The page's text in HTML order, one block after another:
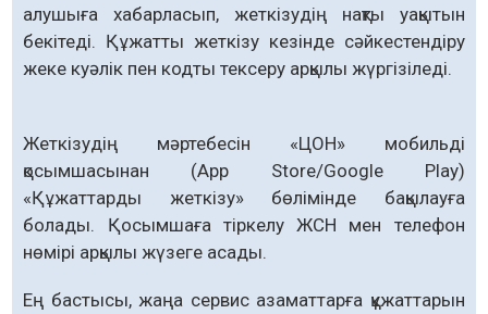
алушыға хабарласып, жеткізудің нақты уақытын
бекітеді. Құжатты жеткізу кезінде сәйкестендіру
жеке куәлік пен кодты тексеру арқылы жүргізіледі.
Жеткізудің мәртебесін «ЦОН» мобильді
қосымшасынан (App Store/Google Play)
«Құжаттарды жеткізу» бөлімінде бақылауға
болады. Қосымшаға тіркелу ЖСН мен телефон
нөмірі арқылы жүзеге асады.
Ең бастысы, жаңа сервис азаматтарға құжаттарын